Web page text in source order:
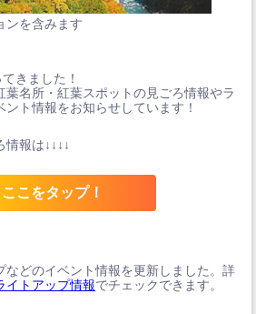
ンを含みます
きました！
葉名所・紅葉スポットの見ごろ情報やラ
ト情報をお知らせしています！
報は↓↓↓↓
ここをタップ！
などのイベント情報を更新しました。詳
トアップ情報でチェックできます。